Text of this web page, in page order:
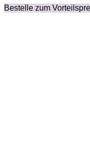
Bestelle zum